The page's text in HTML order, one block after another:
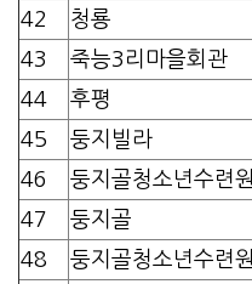
42
청룡
43
죽능3리마을회관
44
후평
45
둥지빌라
46
둥지골청소년수련원
47
둥지골
48
둥지골청소년수련원